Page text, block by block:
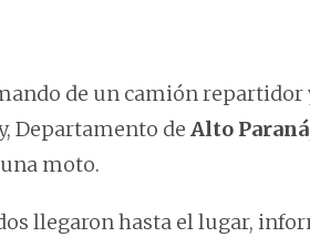
de un camión repartidor
Departamento de Alto Paraná
moto.
llegaron hasta el lugar,